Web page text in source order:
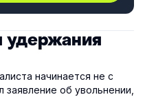
удержания
начинается не с
заявление об увольнении,